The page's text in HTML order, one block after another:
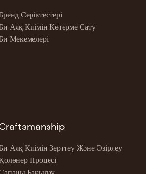
Серіктестері
Аяқ Киімін Көтерме Сату
Мекемелері
Craftsmanship
Аяқ Киімін Зерттеу Және Әзірлеу
Процесі